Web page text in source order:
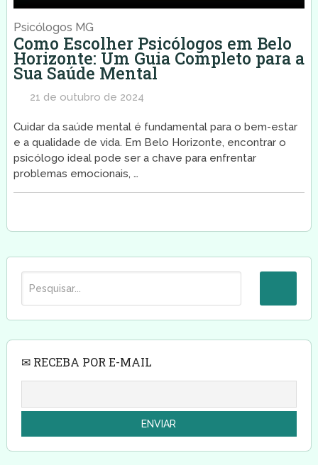
Psicólogos MG
Como Escolher Psicólogos em Belo
Horizonte: Um Guia Completo para a
Sua Saúde Mental
21 de outubro de 2024
Cuidar da saúde mental é fundamental para o bem-estar
e a qualidade de vida. Em Belo Horizonte, encontrar o
psicólogo ideal pode ser a chave para enfrentar
problemas emocionais, …
✉ RECEBA POR E-MAIL